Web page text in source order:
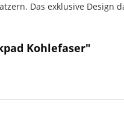
Das exklusive
Kohlefaser"